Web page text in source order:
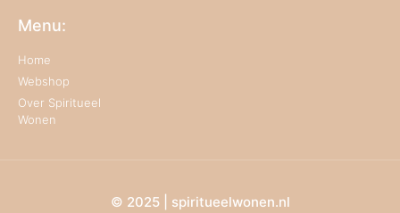
Menu:
Home
Webshop
Over Spiritueel
Wonen
© 2025 | spiritueelwonen.nl